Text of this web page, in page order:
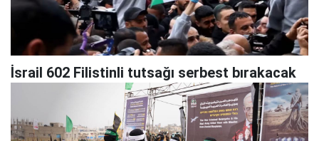
İsrail 602 Filistinli tutsağı serbest bırakacak